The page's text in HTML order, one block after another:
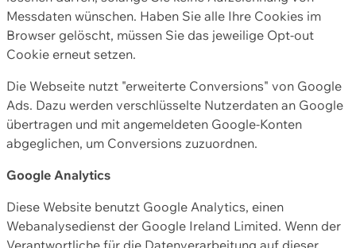
Messdaten wünschen. Haben Sie alle Ihre Cookies im
Browser gelöscht, müssen Sie das jeweilige Opt-out
Cookie erneut setzen.
Die Webseite nutzt "erweiterte Conversions" von Google
Ads. Dazu werden verschlüsselte Nutzerdaten an Google
übertragen und mit angemeldeten Google-Konten
abgeglichen, um Conversions zuzuordnen.
Google Analytics
Diese Website benutzt Google Analytics, einen
Webanalysedienst der Google Ireland Limited. Wenn der